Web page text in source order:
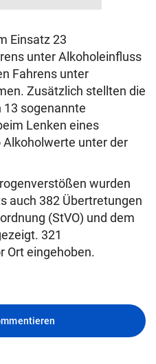
Einsatz 23
unter Alkoholeinfluss
Fahrens unter
Zusätzlich stellten die
sogenannte
Lenken eines
unter der
wurden
auch 382 Übertretungen
(StVO) und dem
321
Ort eingehoben.